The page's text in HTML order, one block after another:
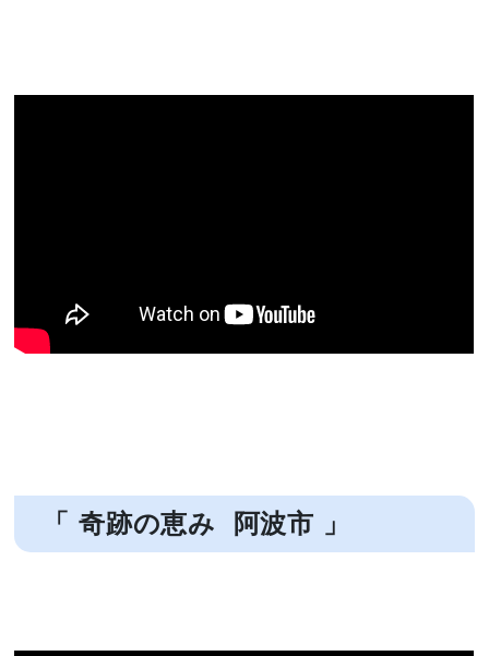
「 奇跡の恵み 阿波市 」